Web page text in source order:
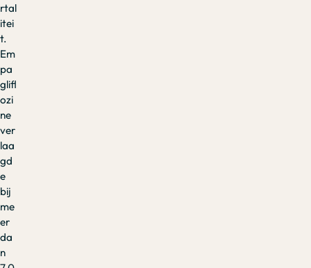
rtal
itei
t.
Em
pa
glifl
ozi
ne
ver
laa
gd
e
bij
me
er
da
n